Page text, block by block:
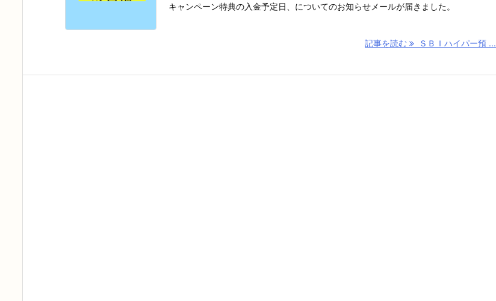
キャンペーン特典の入金予定日、についてのお知らせメールが届きました。
記事を読む ＳＢＩハイパー預 ...